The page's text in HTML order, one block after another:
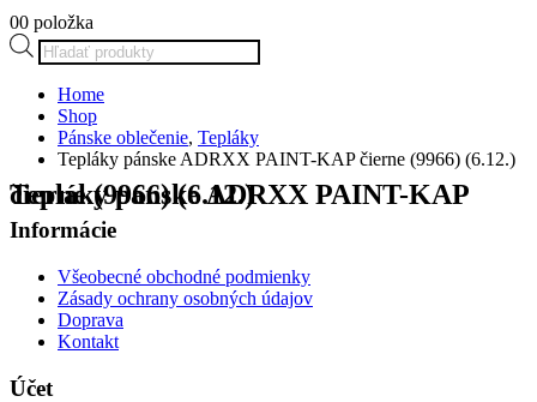
00 položka
Products
search
Home
Shop
Pánske oblečenie, Tepláky
Tepláky pánske ADRXX PAINT-KAP čierne (9966) (6.12.)
Tepláky pánske ADRXX PAINT-KAP čierne (9966) (6.12.)
Informácie
Všeobecné obchodné podmienky
Zásady ochrany osobných údajov
Doprava
Kontakt
Účet